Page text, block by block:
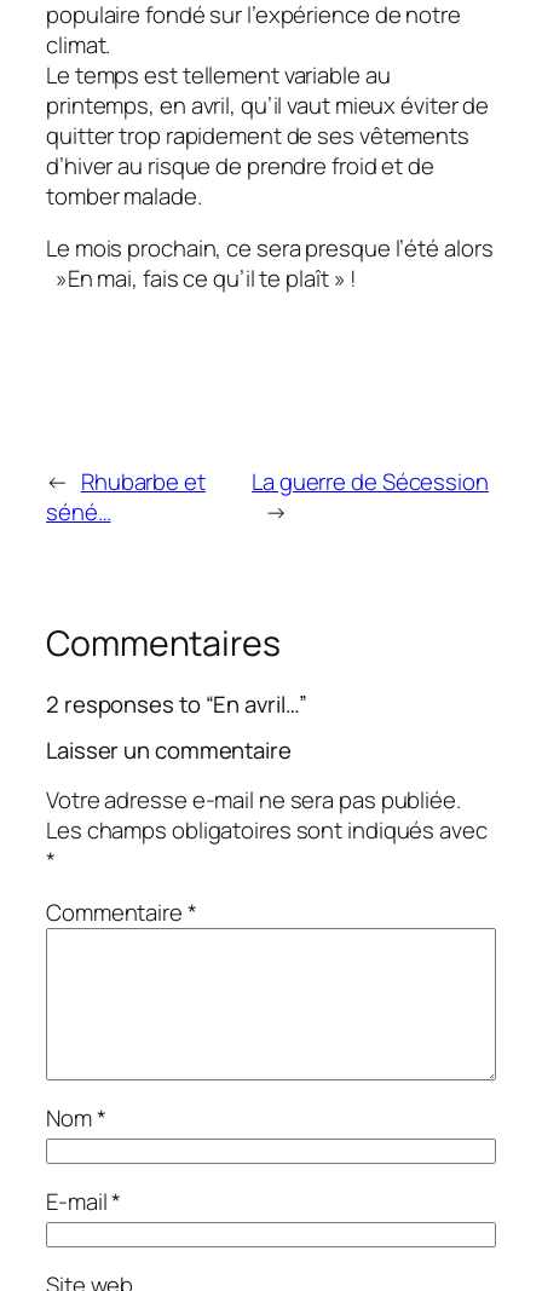
populaire fondé sur l’expérience de notre
climat.
Le temps est tellement variable au
printemps, en avril, qu’il vaut mieux éviter de
quitter trop rapidement de ses vêtements
d’hiver au risque de prendre froid et de
tomber malade.
Le mois prochain, ce sera presque l’été alors
»En mai, fais ce qu’il te plaît » !
← Rhubarbe et
séné…
La guerre de Sécession
→
Commentaires
2 responses to “En avril…”
Laisser un commentaire
Votre adresse e-mail ne sera pas publiée.
Les champs obligatoires sont indiqués avec
*
Commentaire*
Nom*
E-mail*